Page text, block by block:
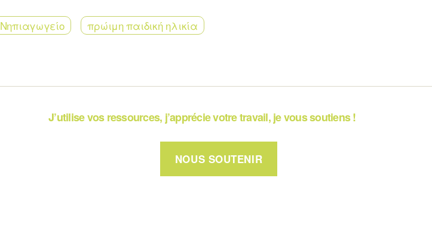
Νηπιαγωγείο πρώιμη παιδική ηλικία
J’utilise vos ressources, j’apprécie votre travail, je vous soutiens !
NOUS SOUTENIR